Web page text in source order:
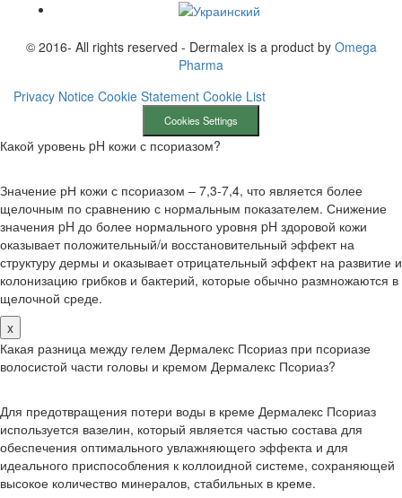
© 2016- All rights reserved - Dermalex is a product by Omega
Pharma
Privacy Notice Cookie Statement Cookie List
Cookies Settings
Какой уровень pH кожи с псориазом?
Значение рН кожи с псориазом – 7,3-7,4, что является более
щелочным по сравнению с нормальным показателем. Снижение
значения pH до более нормального уровня pH здоровой кожи
оказывает положительный/и восстановительный эффект на
структуру дермы и оказывает отрицательный эффект на развитие и
колонизацию грибков и бактерий, которые обычно размножаются в
щелочной среде.
x
Какая разница между гелем Дермалекс Псориаз при псориазе
волосистой части головы и кремом Дермалекс Псориаз?
Для предотвращения потери воды в креме Дермалекс Псориаз
используется вазелин, который является частью состава для
обеспечения оптимального увлажняющего эффекта и для
идеального приспособления к коллоидной системе, сохраняющей
высокое количество минералов, стабильных в креме.